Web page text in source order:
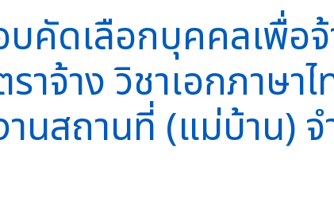
คัดเลือกบุคคลเพื่อจ้
าจ้าง วิชาเอกภาษา
นสถานที่ (แม่บ้าน)